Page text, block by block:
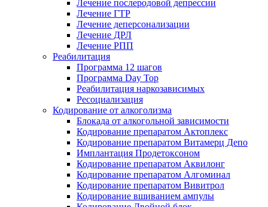
Лечение послеродовой депрессии
Лечение ГТР
Лечение деперсонализации
Лечение ДРЛ
Лечение РПП
Реабилитация
Программа 12 шагов
Программа Day Top
Реабилитация наркозависимых
Ресоциализация
Кодирование от алкоголизма
Блокада от алкогольной зависимости
Кодирование препаратом Актоплекс
Кодирование препаратом Витамерц Депо
Имплантация Продетоксоном
Кодирование препаратом Аквилонг
Кодирование препаратом Алгоминал
Кодирование препаратом Вивитрол
Кодирование вшиванием ампулы